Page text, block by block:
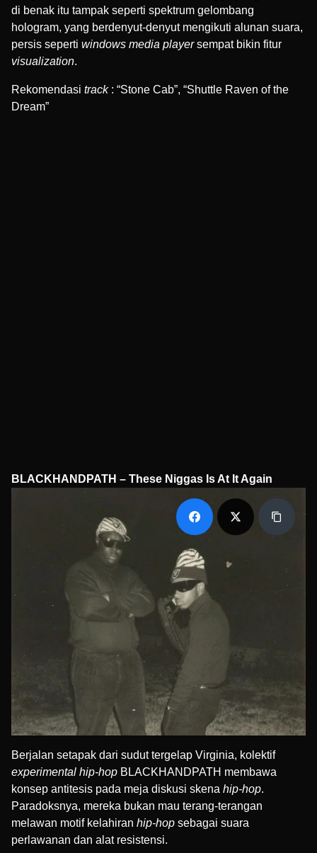
di benak itu tampak seperti spektrum gelombang
hologram, yang berdenyut-denyut mengikuti alunan suara,
persis seperti windows media playersempat bikin fitur
visualization.
Rekomendasi track: “Stone Cab”, “Shuttle Raven of the
Dream”
BLACKHANDPATH – These Niggas Is At It Again
Berjalan setapak dari sudut tergelap Virginia, kolektif
experimental hip-hop BLACKHANDPATH membawa
konsep antitesis pada meja diskusi skena hip-hop.
Paradoksnya, mereka bukan mau terang-terangan
melawan motif kelahiran hip-hop sebagai suara
perlawanan dan alat resistensi.